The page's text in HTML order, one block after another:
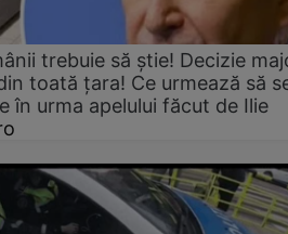
trebuie să știe! Decizie
toată țara! Ce urmează să
în urma apelului făcut de Ilie